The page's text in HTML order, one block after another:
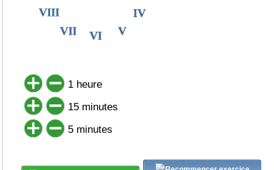
1 heure
15 minutes
5 minutes